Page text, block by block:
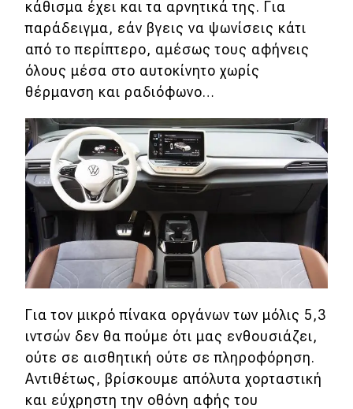
κάθισμα έχει και τα αρνητικά της. Για
παράδειγμα, εάν βγεις να ψωνίσεις κάτι
από το περίπτερο, αμέσως τους αφήνεις
όλους μέσα στο αυτοκίνητο χωρίς
θέρμανση και ραδιόφωνο…
Για τον μικρό πίνακα οργάνων των μόλις 5,3
ιντσών δεν θα πούμε ότι μας ενθουσιάζει,
ούτε σε αισθητική ούτε σε πληροφόρηση.
Αντιθέτως, βρίσκουμε απόλυτα χορταστική
και εύχρηστη την οθόνη αφής του